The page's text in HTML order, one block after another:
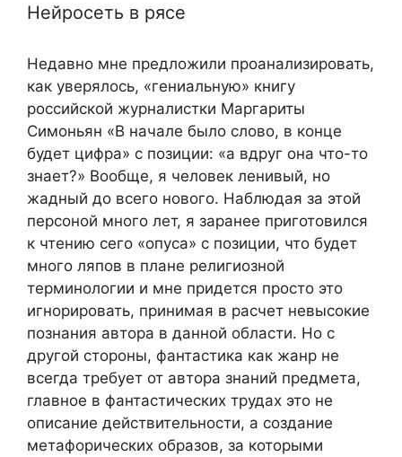
Нейросеть в рясе
Недавно мне предложили проанализировать,
как уверялось, «гениальную» книгу
российской журналистки Маргариты
Симоньян «В начале было слово, в конце
будет цифра» с позиции: «а вдруг она что-то
знает?» Вообще, я человек ленивый, но
жадный до всего нового. Наблюдая за этой
персоной много лет, я заранее приготовился
к чтению сего «опуса» с позиции, что будет
много ляпов в плане религиозной
терминологии и мне придется просто это
игнорировать, принимая в расчет невысокие
познания автора в данной области. Но с
другой стороны, фантастика как жанр не
всегда требует от автора знаний предмета,
главное в фантастических трудах это не
описание действительности, а создание
метафорических образов, за которыми